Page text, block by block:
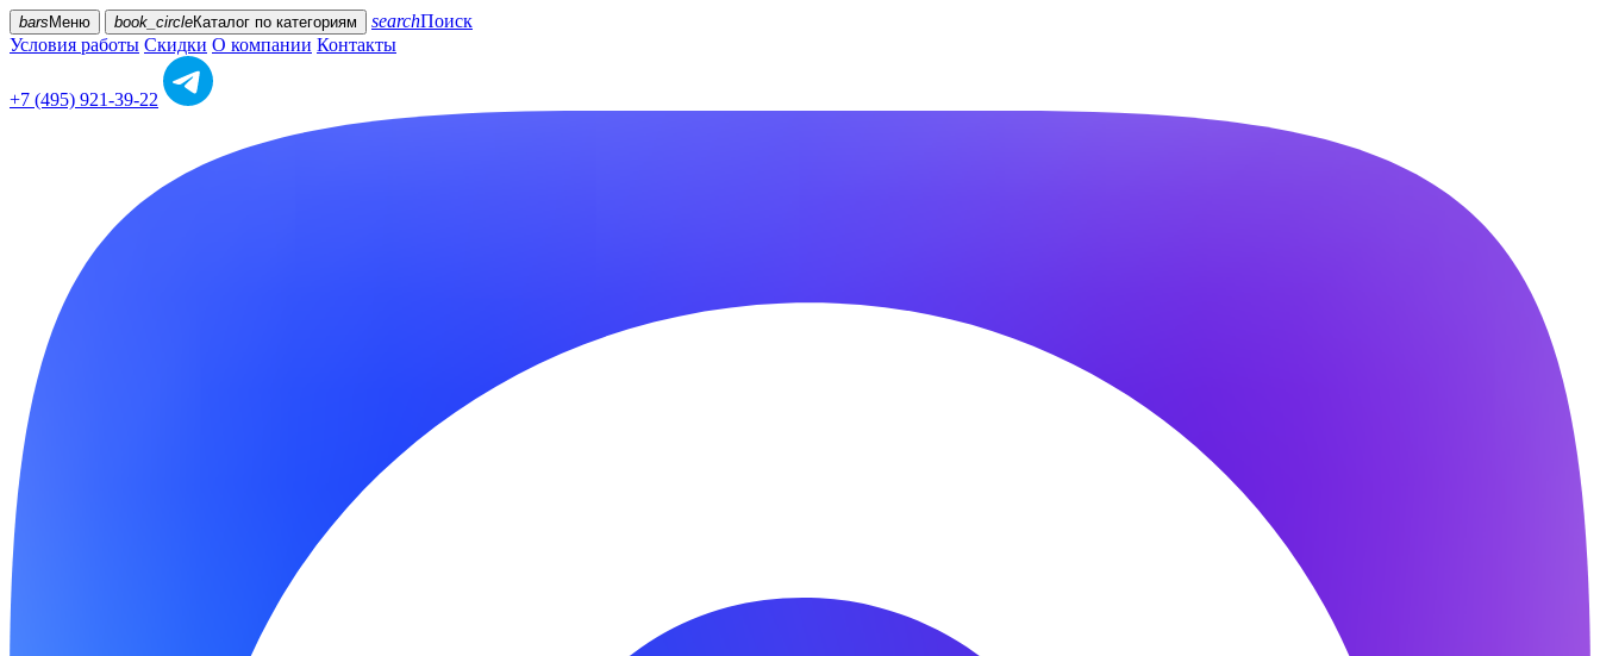
bars Меню book_circleКаталог по категориям searchПоиск
Условия работы Скидки О компании Контакты
+7 (495) 921-39-22